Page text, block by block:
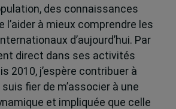
des connaissances
l’aider à mieux comprendre les
d’aujourd’hui. Par
direct dans ses activités
2010, j’espère contribuer à
fier de m’associer à une
et impliquée que celle